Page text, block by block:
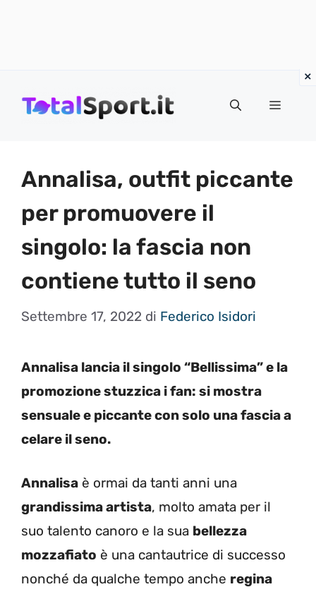
MENU
Annalisa, outfit piccante
per promuovere il
singolo: la fascia non
contiene tutto il seno
Settembre 17, 2022 di Federico Isidori
Annalisa lancia il singolo “Bellissima” e la
promozione stuzzica i fan: si mostra
sensuale e piccante con solo una fascia a
celare il seno.
Annalisa è ormai da tanti anni una
grandissima artista, molto amata per il
suo talento canoro e la sua bellezza
mozzafiato è una cantautrice di successo
nonché da qualche tempo anche regina